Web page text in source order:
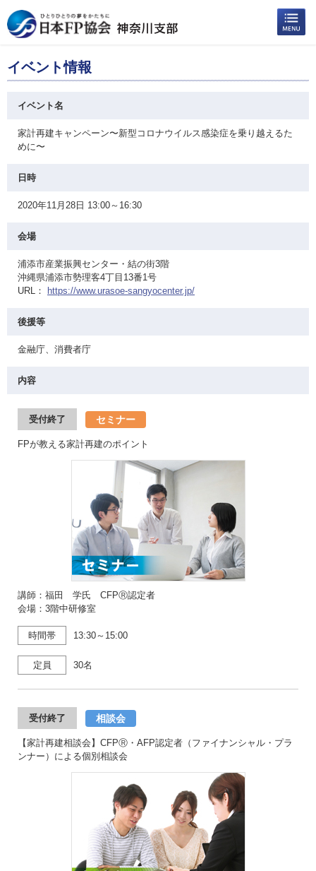
イベント情報
イベント名
家計再建キャンペーン〜新型コロナウイルス感染症を乗り越えるた
めに〜
日時
2020年11月28日 13:00～16:30
会場
浦添市産業振興センター・結の街3階
沖縄県浦添市勢理客4丁目13番1号
URL：
https://www.urasoe-sangyocenter.jp/
後援等
金融庁、消費者庁
内容
受付終了 セミナー
FPが教える家計再建のポイント
講師：福田 学氏 CFPⓇ認定者
会場：3階中研修室
時間帯 13:30～15:00
定員 30名
受付終了 相談会
【家計再建相談会】CFPⓇ・AFP認定者（ファイナンシャル・プラ
ンナー）による個別相談会